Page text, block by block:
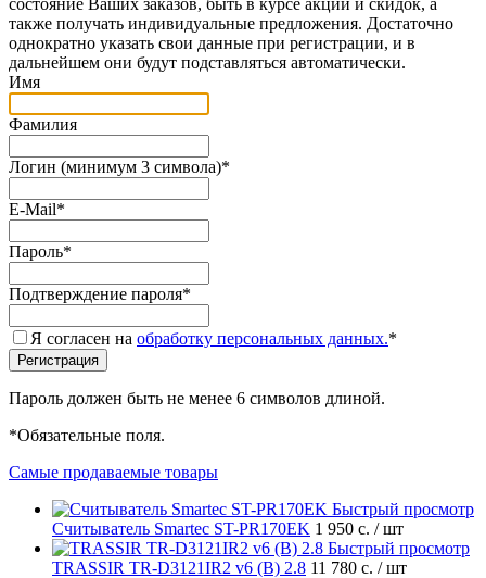
также получать индивидуальные предложения. Достаточно
однократно указать свои данные при регистрации, и в
дальнейшем они будут подставляться автоматически.
Имя
Фамилия
Логин (минимум 3 символа)*
E-Mail*
Пароль*
Подтверждение пароля*
Я согласен на обработку персональных данных.*
Пароль должен быть не менее 6 символов длиной.
*Обязательные поля.
Самые продаваемые товары
Быстрый просмотр
Считыватель Smartec ST-PR170EK 1 950 с. / шт
Быстрый просмотр
TRASSIR TR-D3121IR2 v6 (B) 2.8 11 780 с. / шт